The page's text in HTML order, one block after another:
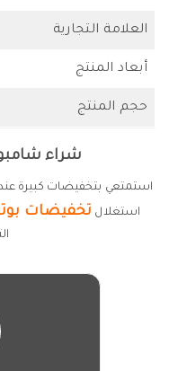
العلامة التجارية
أبعاد المنتج
حجم المنتج
شراء
استمتعي بتخفيضات كبيرة
استغلال تخفيضات